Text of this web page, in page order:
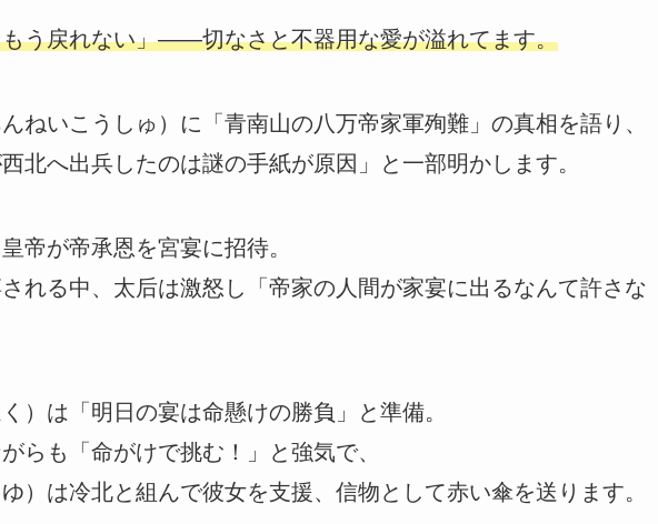
う戻れない」――切なさと不器用な愛が溢れてます。
ねいこうしゅ）に「青南山の八万帝家軍殉難」の真相を語り、
北へ出兵したのは謎の手紙が原因」と一部明かします。
帝が帝承恩を宮宴に招待。
される中、太后は激怒し「帝家の人間が家宴に出るなんて許さな
）は「明日の宴は命懸けの勝負」と準備。
らも「命がけで挑む！」と強気で、
）は冷北と組んで彼女を支援、信物として赤い傘を送ります。